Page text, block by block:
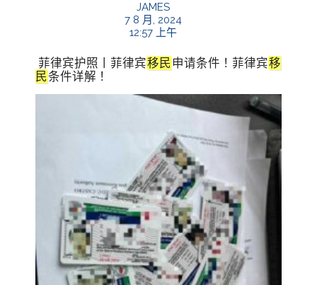
JAMES
7 8 月, 2024
12:57 上午
菲律宾护照丨菲律宾移民申请条件！菲律宾移
民条件详解！